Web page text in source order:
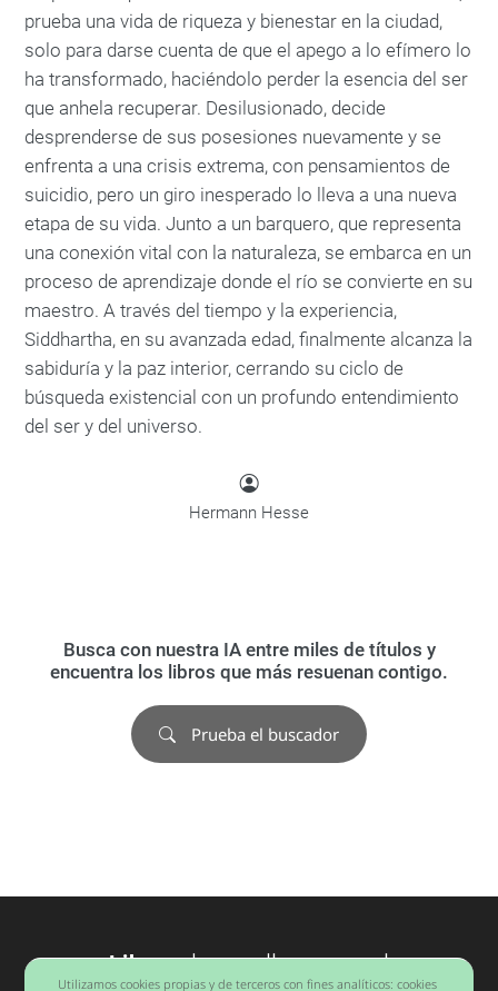
prueba una vida de riqueza y bienestar en la ciudad,
solo para darse cuenta de que el apego a lo efímero lo
ha transformado, haciéndolo perder la esencia del ser
que anhela recuperar. Desilusionado, decide
desprenderse de sus posesiones nuevamente y se
enfrenta a una crisis extrema, con pensamientos de
suicidio, pero un giro inesperado lo lleva a una nueva
etapa de su vida. Junto a un barquero, que representa
una conexión vital con la naturaleza, se embarca en un
proceso de aprendizaje donde el río se convierte en su
maestro. A través del tiempo y la experiencia,
Siddhartha, en su avanzada edad, finalmente alcanza la
sabiduría y la paz interior, cerrando su ciclo de
búsqueda existencial con un profundo entendimiento
del ser y del universo.
Hermann Hesse
Busca con nuestra IA entre miles de títulos y
encuentra los libros que más resuenan contigo.
Prueba el buscador
Librosdesarrollo personal
Barcelona
Utilizamos cookies propias y de terceros con fines analíticos: cookies